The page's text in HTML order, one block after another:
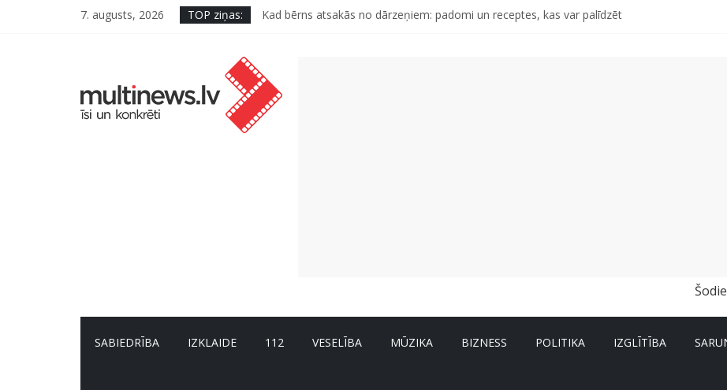
7. augusts, 2026 TOP ziņas:
Kad bērns atsakās no dārzeņiem: padomi un receptes, kas var palīdzēt
Kāpēc padomju militāro mantojumu ir svarīgi izprast arī šodien un kā to palīdz paveikt
SABIEDRĪBA IZKLAIDE 112 VESELĪBA MŪZIKA BIZNESS POLITIKA IZGLĪTĪBA